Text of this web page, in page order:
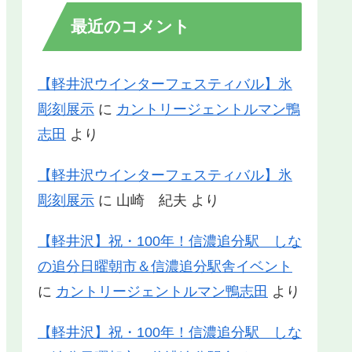
最近のコメント
【軽井沢ウインターフェスティバル】氷
彫刻展示 に カントリージェントルマン鴨
志田 より
【軽井沢ウインターフェスティバル】氷
彫刻展示 に 山崎 紀夫 より
【軽井沢】祝・100年！信濃追分駅 しな
の追分日曜朝市＆信濃追分駅舎イベント
に カントリージェントルマン鴨志田 より
【軽井沢】祝・100年！信濃追分駅 しな